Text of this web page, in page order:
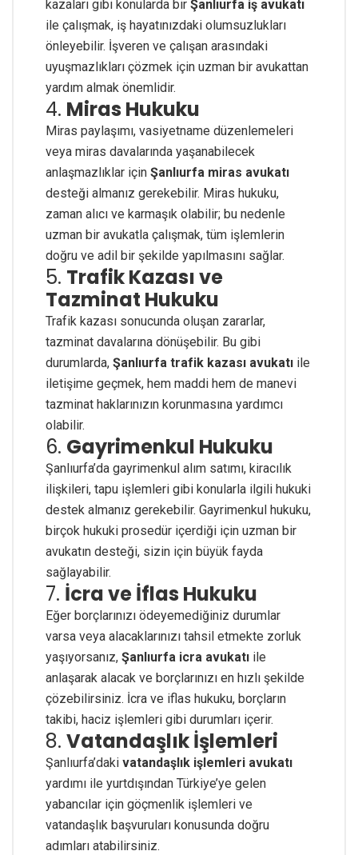
kazaları gibi konularda bir Şanlıurfa iş avukatı
ile çalışmak, iş hayatınızdaki olumsuzlukları
önleyebilir. İşveren ve çalışan arasındaki
uyuşmazlıkları çözmek için uzman bir avukattan
yardım almak önemlidir.
4. Miras Hukuku
Miras paylaşımı, vasiyetname düzenlemeleri
veya miras davalarında yaşanabilecek
anlaşmazlıklar için Şanlıurfa miras avukatı
desteği almanız gerekebilir. Miras hukuku,
zaman alıcı ve karmaşık olabilir; bu nedenle
uzman bir avukatla çalışmak, tüm işlemlerin
doğru ve adil bir şekilde yapılmasını sağlar.
5. Trafik Kazası ve
Tazminat Hukuku
Trafik kazası sonucunda oluşan zararlar,
tazminat davalarına dönüşebilir. Bu gibi
durumlarda, Şanlıurfa trafik kazası avukatı ile
iletişime geçmek, hem maddi hem de manevi
tazminat haklarınızın korunmasına yardımcı
olabilir.
6. Gayrimenkul Hukuku
Şanlıurfa’da gayrimenkul alım satımı, kiracılık
ilişkileri, tapu işlemleri gibi konularla ilgili hukuki
destek almanız gerekebilir. Gayrimenkul hukuku,
birçok hukuki prosedür içerdiği için uzman bir
avukatın desteği, sizin için büyük fayda
sağlayabilir.
7. İcra ve İflas Hukuku
Eğer borçlarınızı ödeyemediğiniz durumlar
varsa veya alacaklarınızı tahsil etmekte zorluk
yaşıyorsanız, Şanlıurfa icra avukatı ile
anlaşarak alacak ve borçlarınızı en hızlı şekilde
çözebilirsiniz. İcra ve iflas hukuku, borçların
takibi, haciz işlemleri gibi durumları içerir.
8. Vatandaşlık İşlemleri
Şanlıurfa’daki vatandaşlık işlemleri avukatı
yardımı ile yurtdışından Türkiye’ye gelen
yabancılar için göçmenlik işlemleri ve
vatandaşlık başvuruları konusunda doğru
adımları atabilirsiniz.